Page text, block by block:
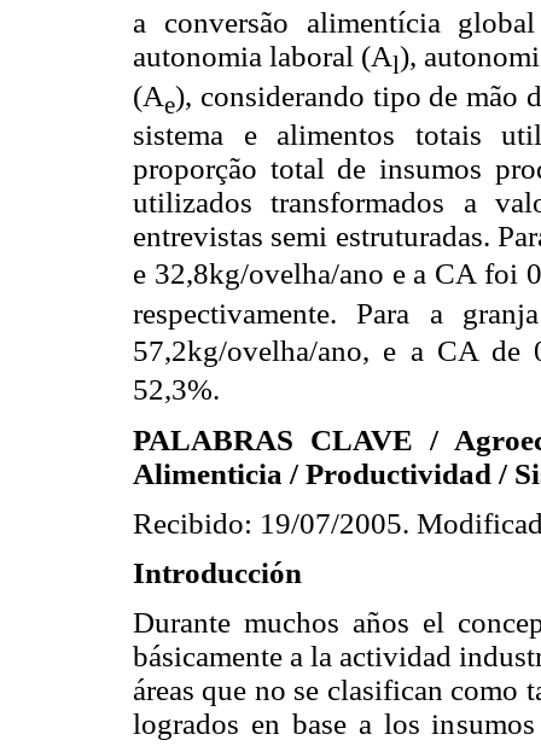
a conversão alimentícia
autonomia laboral (Al),
(Ae), considerando tipo de mão
sistema e alimentos totais
proporção total de insumos
utilizados transformados a
entrevistas semi estruturadas.
e 32,8kg/ovelha/ano e a CA foi
respectivamente. Para a
57,2kg/ovelha/ano, e a CA de
52,3%.
PALABRAS CLAVE /
Alimenticia / Productividad /
Recibido: 19/07/2005.
Introducción
Durante muchos años el
básicamente a la actividad
áreas que no se clasifican como
logrados en base a los